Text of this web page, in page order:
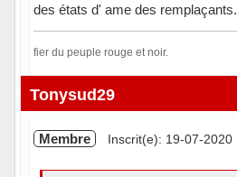
des états d' ame des remplaçants.
fier du peuple rouge et noir.
Hors ligne
Tonysud29
Membre Inscrit(e): 19-07-2020